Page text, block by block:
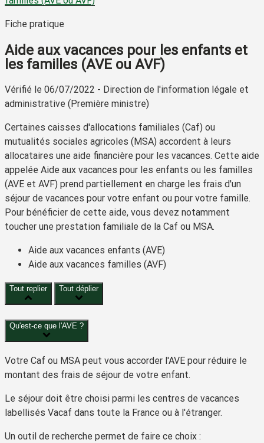
Fiche pratique
Aide aux vacances pour les enfants et
les familles (AVE ou AVF)
Vérifié le 06/07/2022 - Direction de l'information légale et
administrative (Première ministre)
Certaines caisses d'allocations familiales (Caf) ou
mutualités sociales agricoles (MSA) accordent à leurs
allocataires une aide financière pour les vacances. Cette aide
appelée Aide aux vacances pour les enfants ou les familles
(AVE et AVF) prend partiellement en charge les frais d'un
séjour de vacances pour votre enfant ou pour votre famille.
Pour bénéficier de cette aide, vous devez notamment
toucher une prestation familiale de la Caf ou MSA.
Aide aux vacances enfants (AVE)
Aide aux vacances familles (AVF)
Tout replier Tout déplier
Qu'est-ce que l'AVE ?
Votre Caf ou MSA peut vous accorder l'AVE pour réduire le
montant des frais de séjour de votre enfant.
Le séjour doit être choisi parmi les centres de vacances
labellisés Vacaf dans toute la France ou à l'étranger.
Un outil de recherche permet de faire ce choix :